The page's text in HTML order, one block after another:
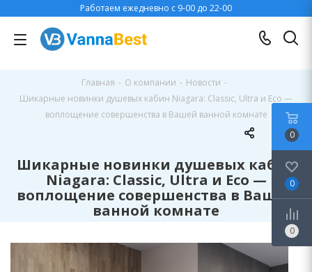
Работаем ежедневно с 9-00 до 22-00
Главная - О компании - Новости -
Шикарные новинки душевых кабин Niagara: Classic, Ultra и Eco —
воплощение совершенства в Вашей ванной комнате
Шикарные новинки душевых кабин
Niagara: Classic, Ultra и Eco —
воплощение совершенства в Вашей
ванной комнате
0
0
0